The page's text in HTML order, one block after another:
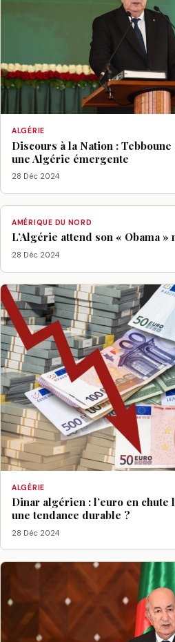
ALGÉRIE
Discours à la Nation :
une Algérie émergente
28 Déc 2024
AMÉRIQUE DU NORD
L’Algérie attend son « Obama »
28 Déc 2024
ALGÉRIE
Dinar algérien : l’euro en
une tendance durable ?
28 Déc 2024